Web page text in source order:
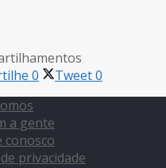
0 Tweet0
a gente
conosco
privacidade